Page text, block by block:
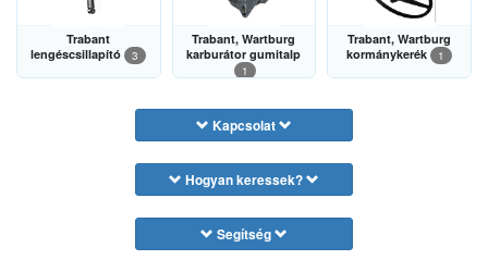
Trabant
lengéscsillapító
3
Trabant, Wartburg
karburátor gumitalp
1
Trabant, Wartburg
kormánykerék
1
Kapcsolat
Hogyan keressek?
Segítség